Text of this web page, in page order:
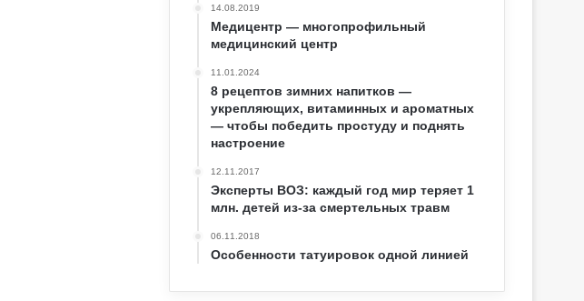
14.08.2019
Медицентр — многопрофильный
медицинский центр
11.01.2024
8 рецептов зимних напитков —
укрепляющих, витаминных и ароматных
— чтобы победить простуду и поднять
настроение
12.11.2017
Эксперты ВОЗ: каждый год мир теряет 1
млн. детей из-за смертельных травм
06.11.2018
Особенности татуировок одной линией